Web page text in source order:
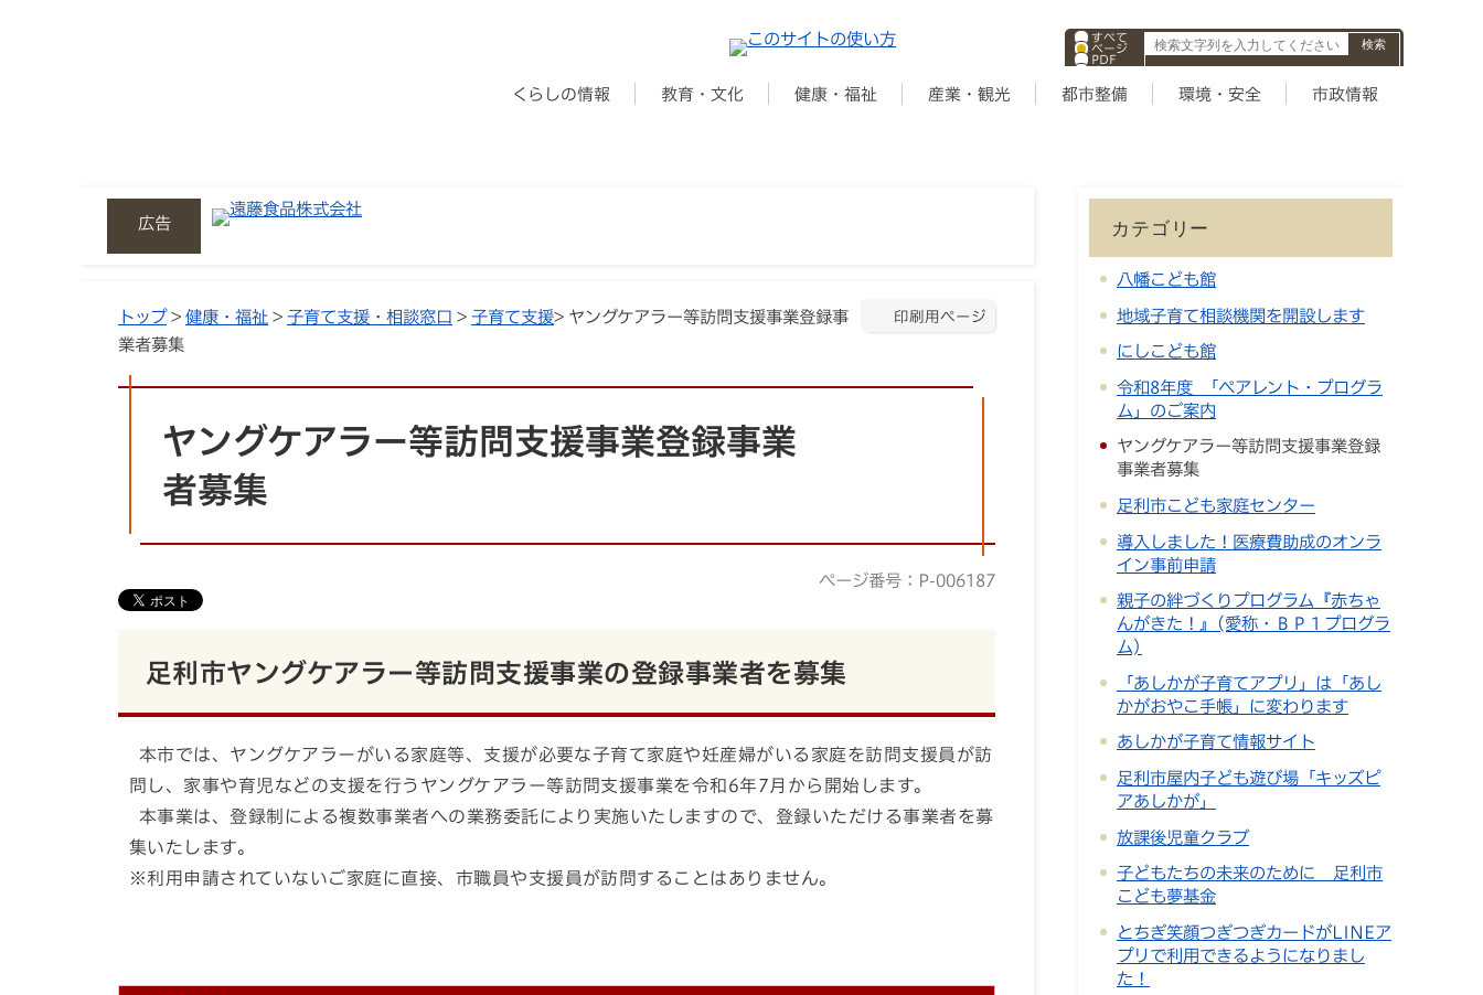
すべて
ページ
PDF
ID
くらしの情報 教育・文化 健康・福祉 産業・観光 都市整備 環境・安全 市政情報
広告
印刷用ページ
トップ> 健康・福祉 > 子育て支援・相談窓口 > 子育て支援> ヤングケアラー等訪問支援事業登録事
業者募集
ヤングケアラー等訪問支援事業登録事業
者募集
ページ番号：P-006187
足利市ヤングケアラー等訪問支援事業の登録事業者を募集
本市では、ヤングケアラーがいる家庭等、支援が必要な子育て家庭や妊産婦がいる家庭を訪問支援員が訪
問し、家事や育児などの支援を行うヤングケアラー等訪問支援事業を令和6年7月から開始します。
本事業は、登録制による複数事業者への業務委託により実施いたしますので、登録いただける事業者を募
集いたします。
※利用申請されていないご家庭に直接、市職員や支援員が訪問することはありません。
カテゴリー
八幡こども館
地域子育て相談機関を開設します
にしこども館
令和8年度 「ペアレント・プログラ
ム」のご案内
ヤングケアラー等訪問支援事業登録
事業者募集
足利市こども家庭センター
導入しました！医療費助成のオンラ
イン事前申請
親子の絆づくりプログラム『赤ちゃ
んがきた！』(愛称・ＢＰ１プログラ
ム)
「あしかが子育てアプリ」は「あし
かがおやこ手帳」に変わります
あしかが子育て情報サイト
足利市屋内子ども遊び場「キッズピ
アあしかが」
放課後児童クラブ
子どもたちの未来のために 足利市
こども夢基金
とちぎ笑顔つぎつぎカードがLINEア
プリで利用できるようになりまし
た！